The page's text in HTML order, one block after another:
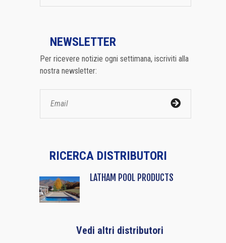
NEWSLETTER
Per ricevere notizie ogni settimana, iscriviti alla
nostra newsletter:
RICERCA DISTRIBUTORI
LATHAM POOL PRODUCTS
Vedi altri distributori